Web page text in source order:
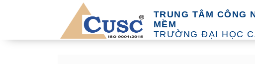
TRUNG TÂM CÔNG
MỀM
TRƯỜNG ĐẠI HỌC